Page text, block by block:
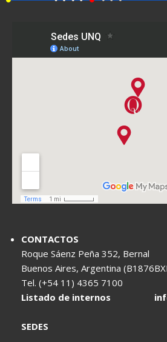
CONTACTOS
Roque Sáenz Peña 352, Bernal
Buenos Aires, Argentina
Tel. (+54 11) 4365 7100
Listado de internos
SEDES